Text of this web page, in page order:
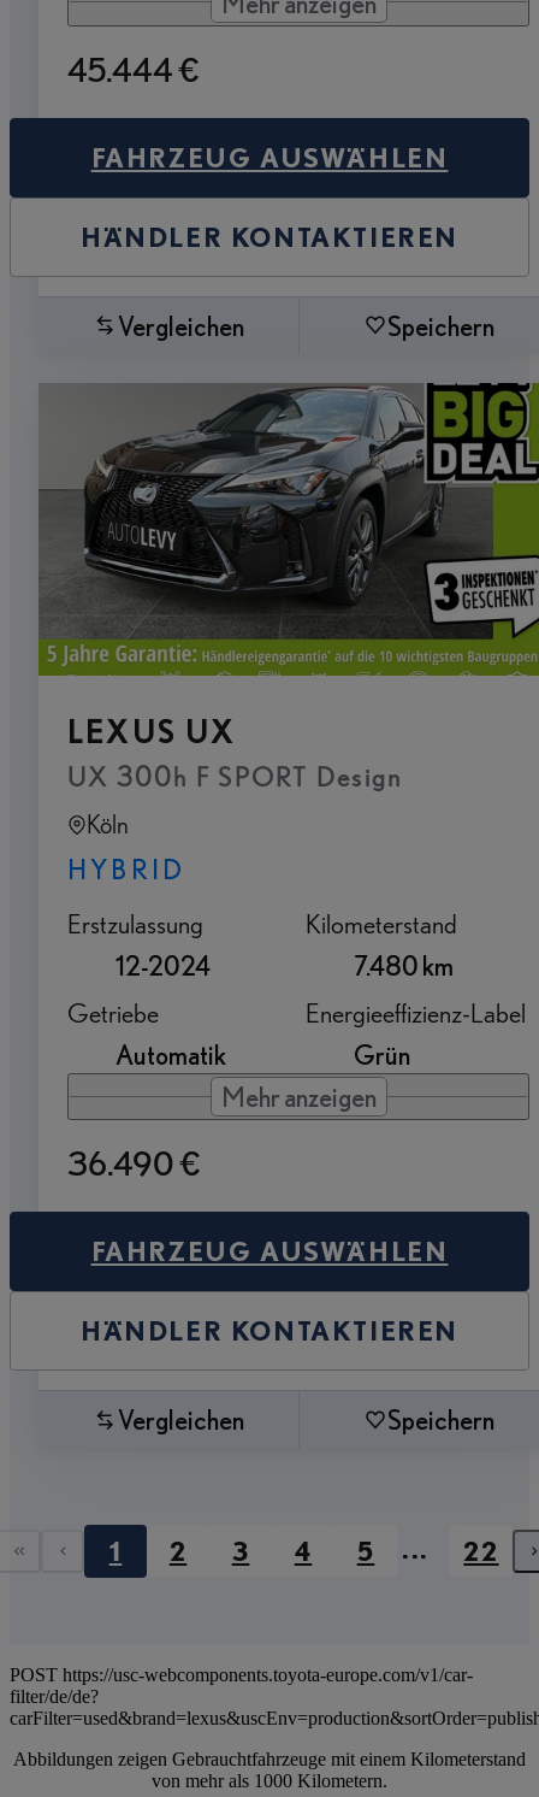
45.444 €
FAHRZEUG AUSWÄHLEN
HÄNDLER KONTAKTIEREN
Vergleichen Speichern
LEXUS UX
UX 300h F SPORT Design
Köln
HYBRID
Erstzulassung
12-2024
Kilometerstand
7.480 km
Getriebe
Automatik
Energieeffizienz-Label
Grün
Mehr anzeigen
36.490 €
FAHRZEUG AUSWÄHLEN
HÄNDLER KONTAKTIEREN
Vergleichen Speichern
Erste Seite
Vorherige Seite
1 2 3 4 5 ... 22
POST https://usc-webcomponents.toyota-europe.com/v1/car-
filter/de/de?
Abbildungen zeigen Gebrauchtfahrzeuge mit einem Kilometerstand
von mehr als 1000 Kilometern.